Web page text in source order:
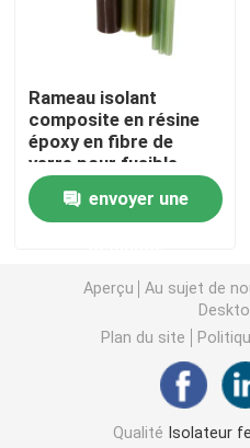
Tubes en fibre de verre
Produits à base de GRP
Isolateur de ligne aérienne
Garnitures d'isolateur
Rameau en fibre de verre
D'une épaisseur
Rameau isolant
composite en résine
époxy en fibre de
verre pour fusible
coupé / arrêt de
surtensionenvoyer une
Aperçu Au sujet de
Plan du site
Qualité Isolateur